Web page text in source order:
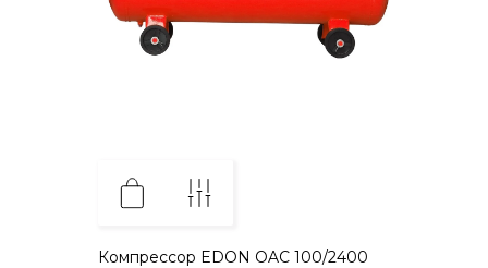
Компрессор EDON OAC 100/2400